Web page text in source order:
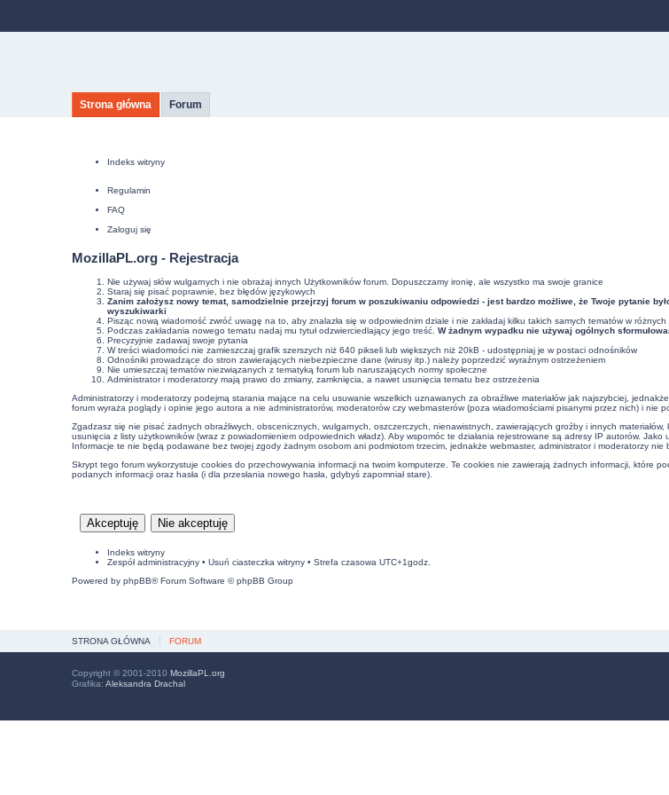
Strona główna Forum
Indeks witryny
Regulamin
FAQ
Zaloguj się
MozillaPL.org - Rejestracja
Nie używaj słów wulgarnych i nie obrażaj innych Użytkowników forum. Dopuszczamy ironię, ale wszystko ma swoje granice
Staraj się pisać poprawnie, bez błędów językowych
Zanim założysz nowy temat, samodzielnie przejrzyj forum w poszukiwaniu odpowiedzi - jest bardzo możliwe, że Twoje pytanie
wyszukiwarki
Pisząc nową wiadomość zwróć uwagę na to, aby znalazła się w odpowiednim dziale i nie zakładaj kilku takich samych tematów w różnych
Podczas zakładania nowego tematu nadaj mu tytuł odzwierciedlający jego treść. W żadnym wypadku nie używaj ogólnych
Precyzyjnie zadawaj swoje pytania
W treści wiadomości nie zamieszczaj grafik szerszych niż 640 pikseli lub większych niż 20kB - udostępniaj je w postaci odnośników
Odnośniki prowadzące do stron zawierających niebezpieczne dane (wirusy itp.) należy poprzedzić wyraźnym ostrzeżeniem
Nie umieszczaj tematów niezwiązanych z tematyką forum lub naruszających normy społeczne
Administrator i moderatorzy mają prawo do zmiany, zamknięcia, a nawet usunięcia tematu bez ostrzeżenia
Administratorzy i moderatorzy podejmą starania mające na celu usuwanie wszelkich uznawanych za obraźliwe materiałów jak najszybciej,
forum wyraża poglądy i opinie jego autora a nie administratorów, moderatorów czy webmasterów (poza wiadomościami pisanymi przez nich) i nie
Zgadzasz się nie pisać żadnych obraźliwych, obscenicznych, wulgarnych, oszczerczych, nienawistnych, zawierających groźby i innych
usunięcia z listy użytkowników (wraz z powiadomieniem odpowiednich władz). Aby wspomóc te działania rejestrowane są adresy IP autorów.
Informacje te nie będą podawane bez twojej zgody żadnym osobom ani podmiotom trzecim, jednakże webmaster, administrator i moderatorzy
Skrypt tego forum wykorzystuje cookies do przechowywania informacji na twoim komputerze. Te cookies nie zawierają żadnych informacji, które
podanych informacji oraz hasła (i dla przesłania nowego hasła, gdybyś zapomniał stare).
Indeks witryny
Zespół administracyjny• Usuń ciasteczka witryny• Strefa czasowa UTC+1godz.
Powered by phpBB® Forum Software © phpBB Group
STRONA GŁÓWNA FORUM
Copyright © 2001-2010 MozillaPL.org
Grafika: Aleksandra Drachal